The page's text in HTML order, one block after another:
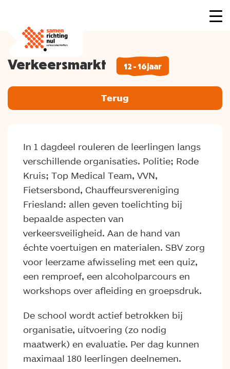
Verkeersmarkt 12 - 16 jaar
Terug
In 1 dagdeel rouleren de leerlingen langs
verschillende organisaties. Politie; Rode
Kruis; Top Medical Team, VVN,
Fietsersbond, Chauffeursvereniging
Friesland: allen geven toelichting bij
bepaalde aspecten van
verkeersveiligheid. Aan de hand van
échte voertuigen en materialen. SBV zorg
voor leerzame afwisseling met een quiz,
een remproef, een alcoholparcours en
workshops over afleiding en groepsdruk.
De school wordt actief betrokken bij
organisatie, uitvoering (zo nodig
maatwerk) en evaluatie. Per dag kunnen
maximaal 180 leerlingen deelnemen.